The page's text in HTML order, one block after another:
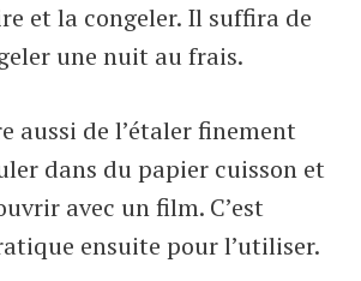
et la congeler. Il suffira de
une nuit au frais.
aussi de l’étaler finement
dans du papier cuisson et
avec un film. C’est
ensuite pour l’utiliser.